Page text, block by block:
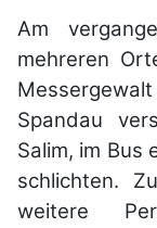
Am
mehreren
Spandau
Salim, im Bus
schlichten.
weitere